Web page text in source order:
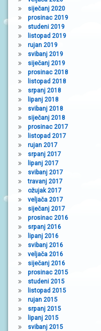
siječanj 2020
prosinac 2019
studeni 2019
listopad 2019
rujan 2019
svibanj 2019
siječanj 2019
prosinac 2018
listopad 2018
srpanj 2018
lipanj 2018
svibanj 2018
siječanj 2018
prosinac 2017
listopad 2017
rujan 2017
srpanj 2017
lipanj 2017
svibanj 2017
travanj 2017
ožujak 2017
veljača 2017
siječanj 2017
prosinac 2016
srpanj 2016
lipanj 2016
svibanj 2016
veljača 2016
siječanj 2016
prosinac 2015
studeni 2015
listopad 2015
rujan 2015
srpanj 2015
lipanj 2015
svibanj 2015